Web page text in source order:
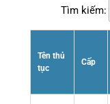
Tìm kiếm:
Tên thủ
tục
Cấp